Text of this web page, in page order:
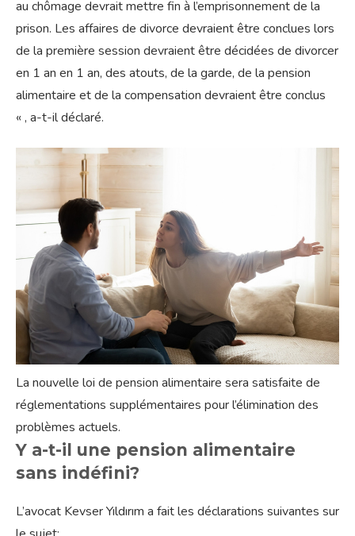
au chômage devrait mettre fin à l’emprisonnement de la
prison. Les affaires de divorce devraient être conclues lors
de la première session devraient être décidées de divorcer
en 1 an en 1 an, des atouts, de la garde, de la pension
alimentaire et de la compensation devraient être conclus
« , a-t-il déclaré.
La nouvelle loi de pension alimentaire sera satisfaite de
réglementations supplémentaires pour l’élimination des
problèmes actuels.
Y a-t-il une pension alimentaire
sans indéfini?
L’avocat Kevser Yıldırım a fait les déclarations suivantes sur